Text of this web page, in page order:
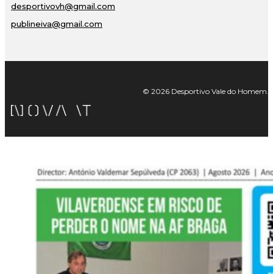
desportivovh@gmail.com
publineiva@gmail.com
© 2026 Desportivo Vale do Homem.